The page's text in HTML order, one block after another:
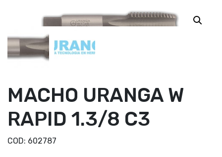
MACHO URANGA W
RAPID 1.3/8 C3
COD: 602787